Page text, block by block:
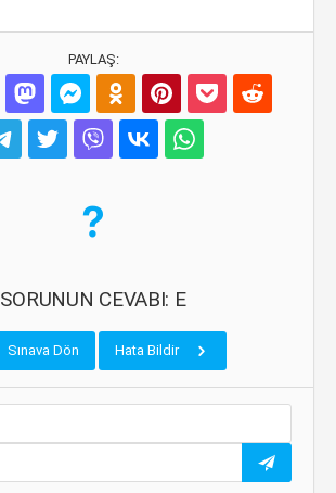
PAYLAŞ:
SORUNUN CEVABI: E
Sınava Dön Hata Bildir